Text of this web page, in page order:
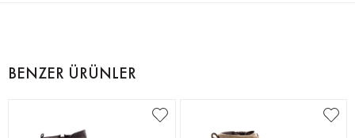
BENZER ÜRÜNLER